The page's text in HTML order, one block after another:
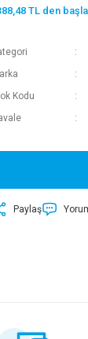
TL den
Kodu
Paylaş